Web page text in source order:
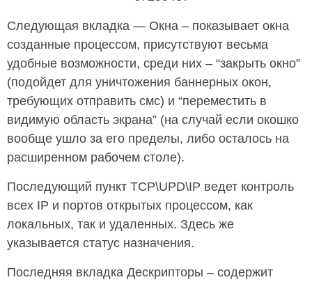
Следующая вкладка — Окна – показывает окна
созданные процессом, присутствуют весьма
удобные возможности, среди них – “закрыть окно”
(подойдет для уничтожения баннерных окон,
требующих отправить смс) и “переместить в
видимую область экрана” (на случай если окошко
вообще ушло за его пределы, либо осталось на
расширенном рабочем столе).
Последующий пункт TCP\UPD\IP ведет контроль
всех IP и портов открытых процессом, как
локальных, так и удаленных. Здесь же
указывается статус назначения.
Последняя вкладка Дескрипторы – содержит